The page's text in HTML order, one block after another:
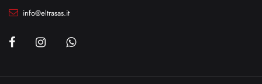
info@eltrasas.it